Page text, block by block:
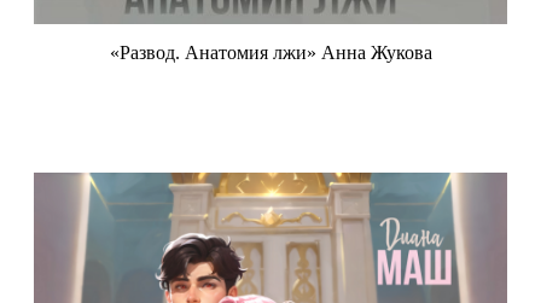
«Развод. Анатомия лжи» Анна Жукова